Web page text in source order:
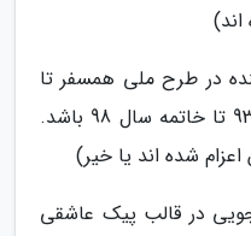
در طرح ملی همسفر تا
بهشت که بازه عقدشان از سال 93 تا خاتمه سال 98 باشد.
شده اند یا خیر)
در قالب پیک عاشقی